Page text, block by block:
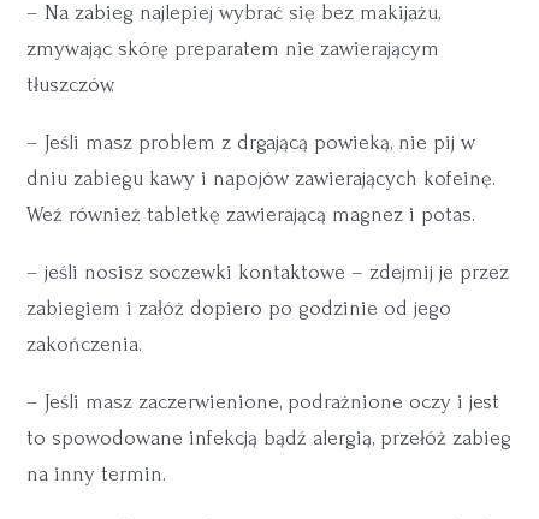
– Na zabieg najlepiej wybrać się bez makijażu,
zmywając skórę preparatem nie zawierającym
tłuszczów.
– Jeśli masz problem z drgającą powieką, nie pij w
dniu zabiegu kawy i napojów zawierających kofeinę.
Weź również tabletkę zawierającą magnez i potas.
– jeśli nosisz soczewki kontaktowe – zdejmij je przez
zabiegiem i załóż dopiero po godzinie od jego
zakończenia.
– Jeśli masz zaczerwienione, podrażnione oczy i jest
to spowodowane infekcją bądź alergią, przełóż zabieg
na inny termin.